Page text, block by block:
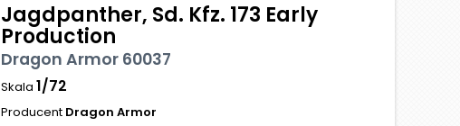
Jagdpanther, Sd. Kfz. 173 Early
Production
Dragon Armor 60037
Skala 1/72
Producent Dragon Armor